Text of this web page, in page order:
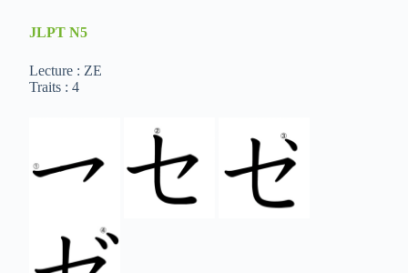
JLPT N5
Lecture : ZE
Traits : 4